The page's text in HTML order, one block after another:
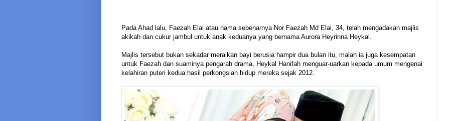
Pada Ahad lalu, Faezah Elai atau nama sebenarnya Nor Faezah Md Elai, 34, telah mengadakan majlis
akikah dan cukur jambul untuk anak keduanya yang bernama Aurora Heyrinna Heykal.
Majlis tersebut bukan sekadar meraikan bayi berusia hampir dua bulan itu, malah ia juga kesempatan
untuk Faezah dan suaminya pengarah drama, Heykal Hanifah menguar-uarkan kepada umum mengenai
kelahiran puteri kedua hasil perkongsian hidup mereka sejak 2012.